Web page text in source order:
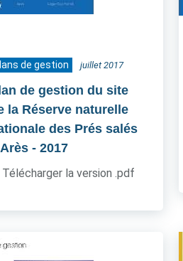
de gestion juillet 2017
de gestion du site
la Réserve naturelle
des Prés salés
- 2017
Télécharger la version .pdf